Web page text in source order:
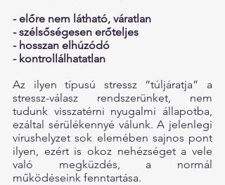
- előre nem látható, váratlan
- szélsőségesen erőteljes
- hosszan elhúzódó
- kontrollálhatatlan
Az ilyen típusú stressz “túljáratja” a
stressz-válasz rendszerünket, nem
tudunk visszatérni nyugalmi állapotba,
ezáltal sérülékennyé válunk. A jelenlegi
vírushelyzet sok elemében sajnos pont
ilyen, ezért is okoz nehézséget a vele
való megküzdés, a normál
működéseink fenntartása.